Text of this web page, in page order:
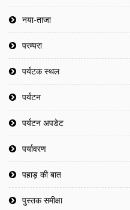
नया-ताजा
परम्परा
पर्यटक स्थल
पर्यटन
पर्यटन अपडेट
पर्यावरण
पहाड़ की बात
पुस्तक समीक्षा